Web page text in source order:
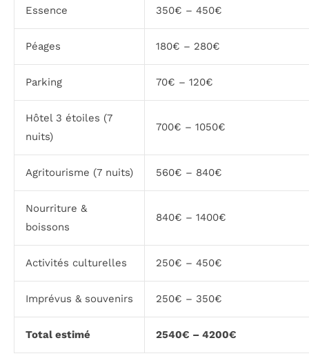
Essence 350€ – 450€
Péages 180€ – 280€
Parking 70€ – 120€
Hôtel 3 étoiles (7
nuits)
700€ – 1050€
Agritourisme (7 nuits) 560€ – 840€
Nourriture &
boissons
840€ – 1400€
Activités culturelles 250€ – 450€
Imprévus & souvenirs 250€ – 350€
Total estimé 2540€ – 4200€